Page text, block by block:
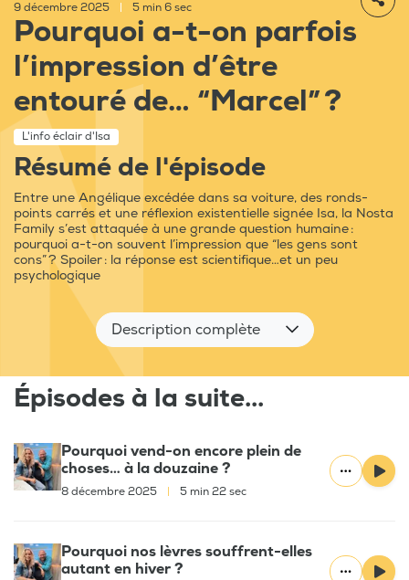
9 décembre 2025 5 min 6 sec
Pourquoi a-t-on parfois
l’impression d’être
entouré de… “Marcel” ?
L'info éclair d'Isa
Résumé de l'épisode
Entre une Angélique excédée dans sa voiture, des ronds-
points carrés et une réflexion existentielle signée Isa, la Nosta
Family s’est attaquée à une grande question humaine :
pourquoi a-t-on souvent l’impression que “les gens sont
cons” ? Spoiler : la réponse est scientifique…et un peu
psychologique
Description complète
Épisodes à la suite...
Pourquoi vend-on encore plein de
choses… à la douzaine ?
8 décembre 2025 5 min 22 sec
Pourquoi nos lèvres souffrent-elles
autant en hiver ?